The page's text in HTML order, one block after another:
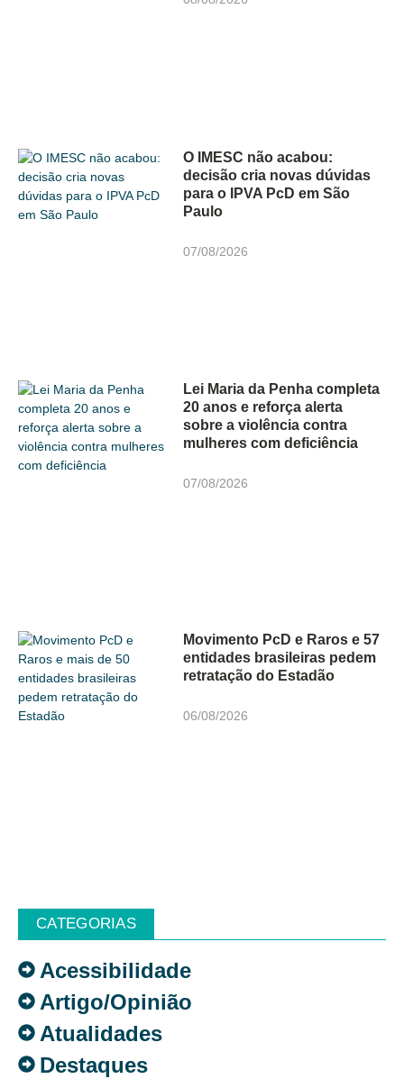
O IMESC não acabou:
decisão cria novas dúvidas
para o IPVA PcD em São
Paulo
07/08/2026
Lei Maria da Penha completa
20 anos e reforça alerta
sobre a violência contra
mulheres com deficiência
07/08/2026
Movimento PcD e Raros e 57
entidades brasileiras pedem
retratação do Estadão
06/08/2026
CATEGORIAS
Acessibilidade
Artigo/Opinião
Atualidades
Destaques